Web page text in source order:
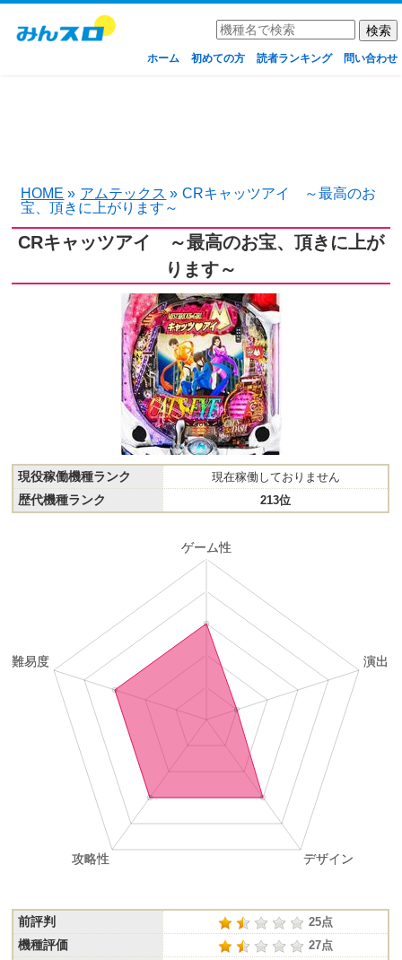
ホーム 初めての方 読者ランキング 問い合わせ
HOME » アムテックス » CRキャッツアイ ～最高のお
宝、頂きに上がります～
CRキャッツアイ ～最高のお宝、頂きに上が
ります～
現役稼働機種ランク 現在稼働しておりません
歴代機種ランク 213位
前評判 25点
機種評価 27点